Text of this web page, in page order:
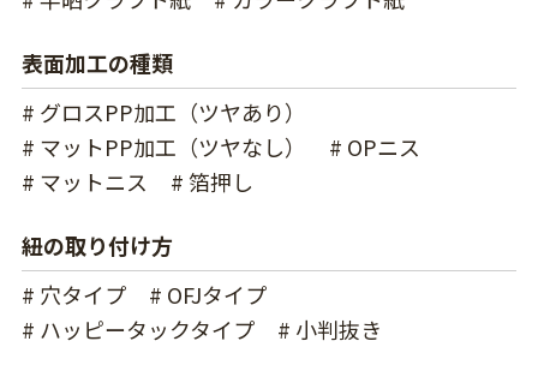
表面加工の種類
# グロスPP加工（ツヤあり）
# マットPP加工（ツヤなし）
# OPニス
# マットニス
# 箔押し
紐の取り付け方
# 穴タイプ
# OFJタイプ
# ハッピータックタイプ
# 小判抜き